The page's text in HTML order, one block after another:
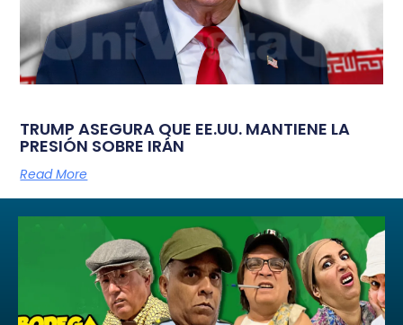
TRUMP ASEGURA QUE EE.UU. MANTIENE LA
PRESIÓN SOBRE IRÁN
Read More